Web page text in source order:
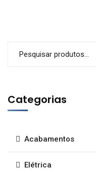
Categorias
Acabamentos
Elétrica